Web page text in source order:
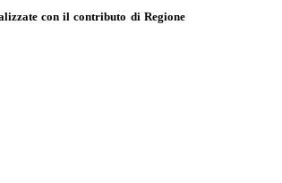
con il contributo di Regione